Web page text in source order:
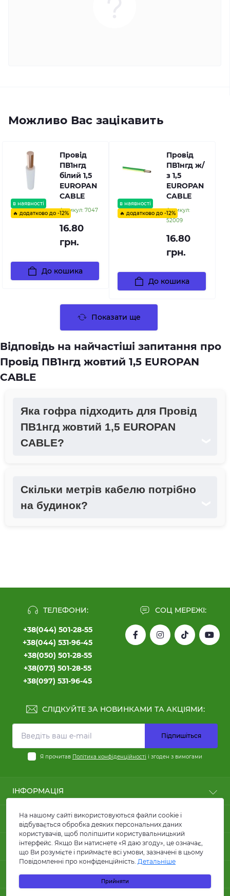
Можливо Вас зацікавить
в наявності
🔥 додатково до -12%
Провід
ПВ1нгд
білий 1,5
EUROPAN
CABLE
Артикул: 7047
16.80
грн.
До кошика
в наявності
🔥 додатково до -12%
Провід
ПВ1нгд ж/
з 1,5
EUROPAN
CABLE
Артикул:
52009
16.80
грн.
До кошика
Показати ще
Відповідь на найчастіші запитання про
Провід ПВ1нгд жовтий 1,5 EUROPAN
CABLE
Яка гофра підходить для Провід
ПВ1нгд жовтий 1,5 EUROPAN
CABLE?
Скільки метрів кабелю потрібно
на будинок?
ТЕЛЕФОНИ:
+38(044) 501-28-55
+38(044) 531-96-45
+38(050) 501-28-55
+38(073) 501-28-55
+38(097) 531-96-45
СОЦ МЕРЕЖІ:
СЛІДКУЙТЕ ЗА НОВИНКАМИ ТА АКЦІЯМИ:
Підпишіться
Я прочитав Політика конфіденційності і згоден з вимогами
ІНФОРМАЦІЯ
Користні статті
Оплата
Доставка
Договір публічної оферти
FAQ
Про магазин
Відгуки
ПОПУЛЯРНЕ
Кабелі силові
Кабелі для сонячних панелей та батарей
Провід ПВ1 та ПВ3
Лотки металеві
Акумуляторні батареї
КОНТАКТИ ТА АДРЕСА
вул. Кирилівська, 86, м.Київ
Гуртова компанія КАРАТ ЛТД
МЕСЕНДЖЕРИ
На нашому сайті використовуються файли cookie і
відбувається обробка деяких персональних даних
користувачів, щоб поліпшити користувальницький
інтерфейс. Якщо Ви натиснете «Я даю згоду», це означає,
що Ви розумієте і приймаєте всі умови, зазначені в цьому
Повідомленні про конфіденційність. Детальніше
Прийняти